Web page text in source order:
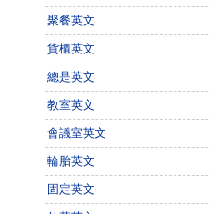
聚餐英文
貨櫃英文
總是英文
教室英文
會議室英文
輪胎英文
固定英文